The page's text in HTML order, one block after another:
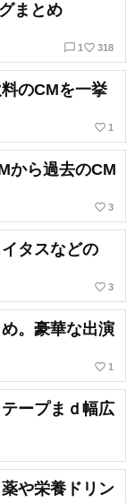
まとめ
chat_bubble_outline 1 favorite_border 318
のCMを一挙
favorite_border 1
から過去のCM
favorite_border 3
タスなどの
favorite_border 3
。豪華な出演
favorite_border 1
ープまｄ幅広
や栄養ドリン